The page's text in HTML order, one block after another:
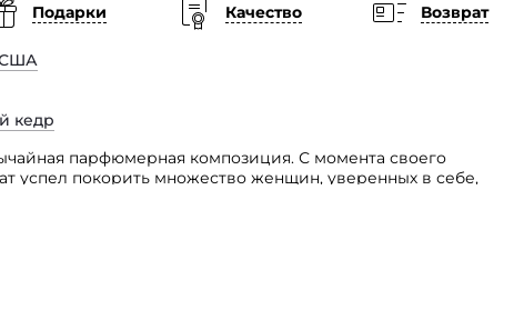
Подарки Качество
Возврат
кедр
парфюмерная композиция. С момента своего
успел покорить множество женщин, уверенных в себе,